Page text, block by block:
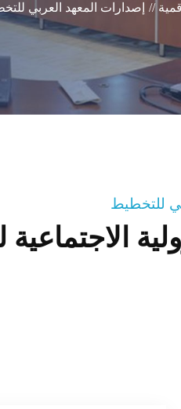
// إصدارات المعهد العربي
للتخطيط